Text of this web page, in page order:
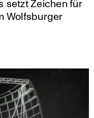
setzt Zeichen für
Wolfsburger